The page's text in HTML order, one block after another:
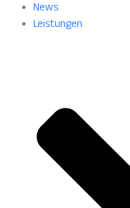
News
Leistungen